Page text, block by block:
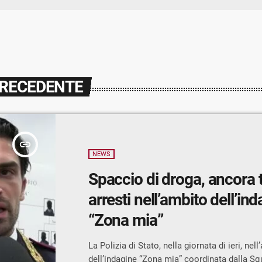
insert_link
NEWS
Spaccio di droga, ancora
arresti nell’ambito
“Zona mia”
La Polizia di Stato, nella giornata di ieri,
dell’indagine “Zona mia” coordinata dalla